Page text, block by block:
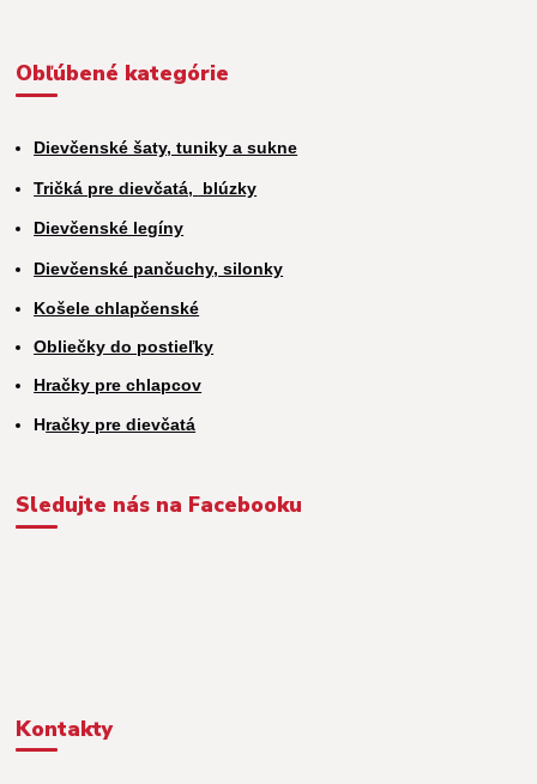
Obľúbené kategórie
Dievčenské šaty, tuniky a sukne
Tričká pre dievčatá, blúzky
Dievčenské legíny
Dievčenské pančuchy, silonky
Košele chlapčenské
Obliečky do postieľky
Hračky pre chlapcov
Hračky pre dievčatá
Sledujte nás na Facebooku
Kontakty